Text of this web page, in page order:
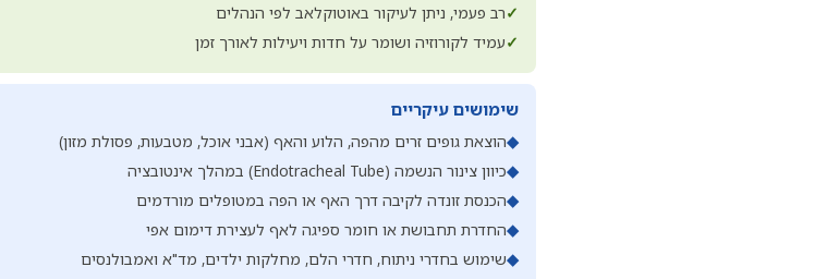
✓רב פעמי, ניתן לעיקור באוטוקלאב לפי הנהלים
✓עמיד לקורוזיה ושומר על חדות ויעילות לאורך זמן
שימושים עיקריים
◆הוצאת גופים זרים מהפה, הלוע והאף (אבני אוכל, מטבעות, פסולת מזון)
◆כיוון צינור הנשמה (Endotracheal Tube) במהלך אינטובציה
◆הכנסת זונדה לקיבה דרך האף או הפה במטופלים מורדמים
◆החדרת תחבושת או חומר ספיגה לאף לעצירת דימום אפי
◆שימוש בחדרי ניתוח, חדרי הלם, מחלקות ילדים, מד"א ואמבולנסים